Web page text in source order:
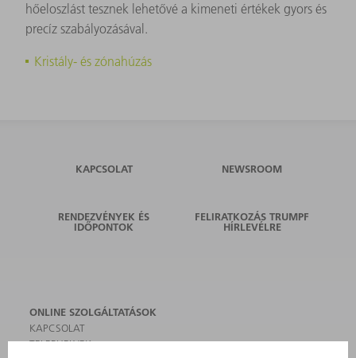
hőeloszlást tesznek lehetővé a kimeneti értékek gyors és
precíz szabályozásával.
Kristály- és zónahúzás
KAPCSOLAT NEWSROOM
RENDEZVÉNYEK ÉS
IDŐPONTOK
FELIRATKOZÁS TRUMPF
HÍRLEVÉLRE
ONLINE SZOLGÁLTATÁSOK
KAPCSOLAT
TELEPHELYEK